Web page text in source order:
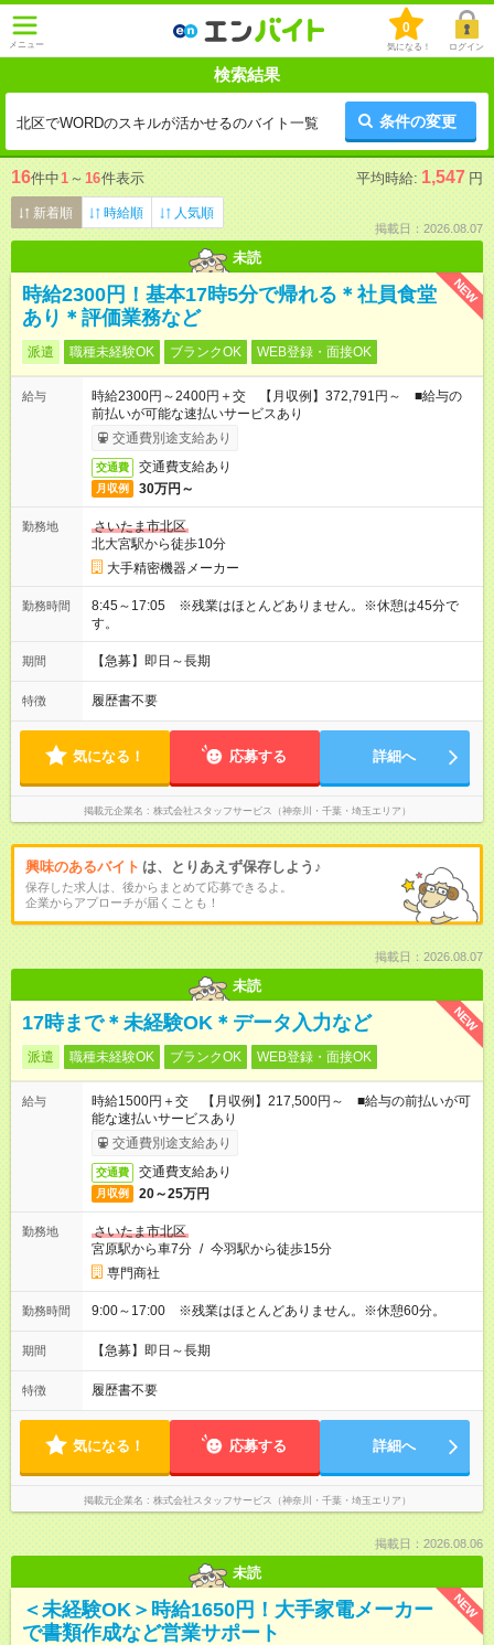
メニュー
0
気になる！ ログイン
検索結果
北区でWORDのスキルが活かせるのバイト一覧 条件の変更
16件中1 ～ 16件表示 平均時給: 1,547 円
新着順 時給順 人気順
掲載日：2026.08.07
未読
NEW
時給2300円！基本17時5分で帰れる＊社員食堂
あり＊評価業務など
派遣 職種未経験OK ブランクOK WEB登録・面接OK
給与
時給2300円～2400円＋交 【月収例】372,791円～ ■給与の
前払いが可能な速払いサービスあり
交通費別途支給あり
交通費 交通費支給あり
月収例 30万円～
勤務地
さいたま市北区
北大宮駅から徒歩10分
大手精密機器メーカー
勤務時間
8:45～17:05 ※残業はほとんどありません。※休憩は45分で
す。
期間 【急募】即日～長期
特徴 履歴書不要
気になる！ 応募する 詳細へ
掲載元企業名 株式会社スタッフサービス（神奈川・千葉・埼玉エリア）
興味のあるバイト は、とりあえず保存しよう♪
保存した求人は、後からまとめて応募できるよ。
企業からアプローチが届くことも！
掲載日：2026.08.07
未読
NEW
17時まで＊未経験OK＊データ入力など
派遣 職種未経験OK ブランクOK WEB登録・面接OK
給与
時給1500円＋交 【月収例】217,500円～ ■給与の前払いが可
能な速払いサービスあり
交通費別途支給あり
交通費 交通費支給あり
月収例 20～25万円
勤務地
さいたま市北区
宮原駅から車7分 / 今羽駅から徒歩15分
専門商社
勤務時間 9:00～17:00 ※残業はほとんどありません。※休憩60分。
期間 【急募】即日～長期
特徴 履歴書不要
気になる！ 応募する 詳細へ
掲載元企業名 株式会社スタッフサービス（神奈川・千葉・埼玉エリア）
掲載日：2026.08.06
未読
NEW
＜未経験OK＞時給1650円！大手家電メーカー
で書類作成など営業サポート